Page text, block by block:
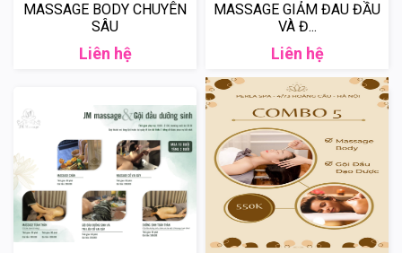
MASSAGE BODY CHUYÊN
SÂU
Liên hệ
MASSAGE GIẢM ĐAU ĐẦU
VÀ Đ...
Liên hệ